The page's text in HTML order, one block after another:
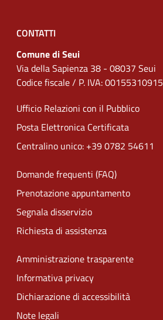
CONTATTI
Comune di Seui
Via della Sapienza 38 - 08037 Seui
Codice fiscale / P. IVA: 00155310915
Ufficio Relazioni con il Pubblico
Posta Elettronica Certificata
Centralino unico: +39 0782 54611
Domande frequenti (FAQ)
Prenotazione appuntamento
Segnala disservizio
Richiesta di assistenza
Amministrazione trasparente
Informativa privacy
Dichiarazione di accessibilità
Note legali